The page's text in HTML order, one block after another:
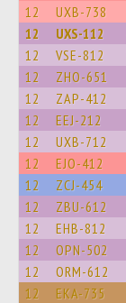
12 UXB-738
12 UXS-112
12 VSE-812
12 ZHO-651
12 ZAP-412
12 EEJ-212
12 UXB-712
12 EJO-412
12 ZCJ-454
12 ZBU-612
12 EHB-812
12 OPN-502
12 ORM-612
12 EKA-735